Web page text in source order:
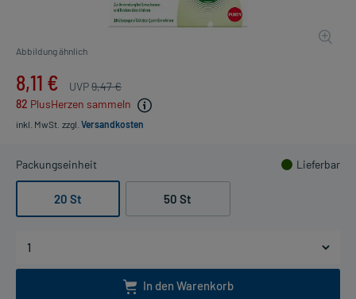
Abbildung ähnlich
8,11 € UVP9,47 €
82 PlusHerzen sammeln
inkl. MwSt. zzgl. Versandkosten
Packungseinheit Lieferbar
20 St 50 St
In den Warenkorb